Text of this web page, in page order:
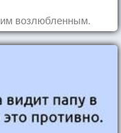
возлюбленным.